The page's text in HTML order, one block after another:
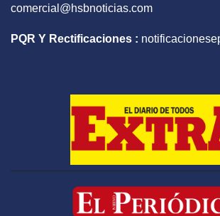
comercial@hsbnoticias.com
PQR Y Rectificaciones :